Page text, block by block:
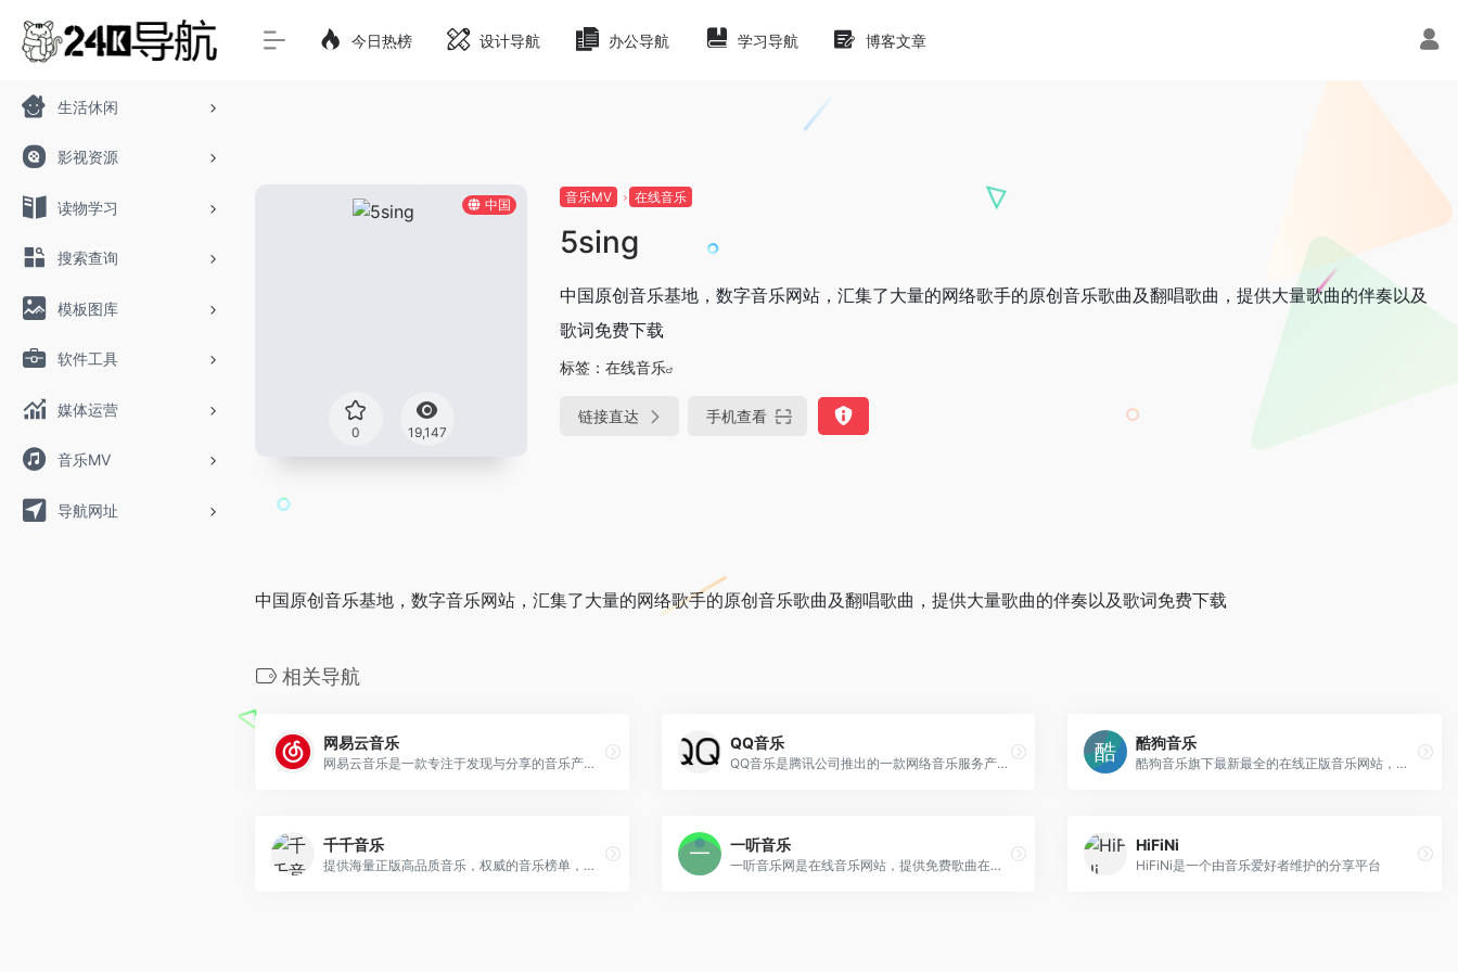
生活休闲
影视资源
读物学习
搜索查询
模板图库
软件工具
媒体运营
音乐MV
导航网址
今日热榜 设计导航 办公导航 学习导航 博客文章
中国
0 19,147
音乐MV 在线音乐
5sing
中国原创音乐基地，数字音乐网站，汇集了大量的网络歌手的原创音乐歌曲及翻唱歌曲，提供大量歌曲的伴奏以及
歌词免费下载
标签： 在线音乐
链接直达 手机查看
中国原创音乐基地，数字音乐网站，汇集了大量的网络歌手的原创音乐歌曲及翻唱歌曲，提供大量歌曲的伴奏以及歌词免费下载
相关导航
网易云音乐
网易云音乐是一款专注于发现与分享的音乐产品，依托专业音乐人、DJ、好友推荐及社交功能，为用户打造全新的音乐生活。
QQ音乐
QQ音乐是腾讯公司推出的一款网络音乐服务产品，海量音乐在线试听、新歌热歌在线首发、歌词翻译、手机铃声下载、高品质无损音乐试听、海量无损曲库、正版音乐下载、空间背景音乐设置、MV观看等，是互联网音乐播放和下载的优选。
酷狗音乐
酷狗音乐旗下最新最全的在线正版音乐网站，本站为您免费提供最全的在线音乐试听下载，以及全球海量电台和MV播放服务、最新音乐播放器下载。
千千音乐
提供海量正版高品质音乐，权威的音乐榜单，新歌速递，契合你的主题电台，人性化的歌曲搜索，让你更快地找到喜爱的音乐，带给你全新音乐体验。
一听音乐
一听音乐网是在线音乐网站，提供免费歌曲在线试听、下载
HiFiNi
HiFiNi是一个由音乐爱好者维护的分享平台